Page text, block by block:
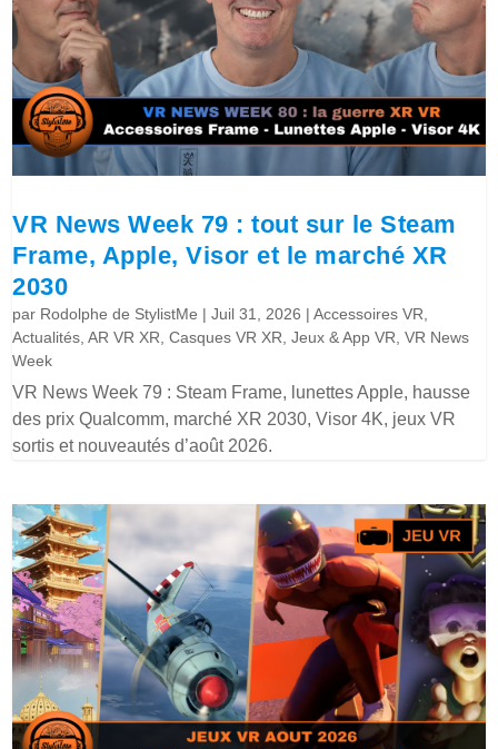
VR News Week 79 : tout sur le Steam
Frame, Apple, Visor et le marché XR
2030
par Rodolphe de StylistMe |Juil 31, 2026 |Accessoires VR
Actualités ,AR VR XR ,Casques VR XR ,Jeux & App VR ,VR News
Week
VR News Week 79 : Steam Frame, lunettes Apple, hausse
des prix Qualcomm, marché XR 2030, Visor 4K, jeux VR
sortis et nouveautés d’août 2026.